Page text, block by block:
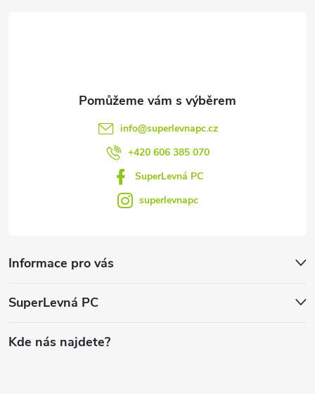
info@superlevnapc.cz
+420 606 385 070
SuperLevná PC
superlevnapc
Informace pro vás
SuperLevná PC
Kde nás najdete?